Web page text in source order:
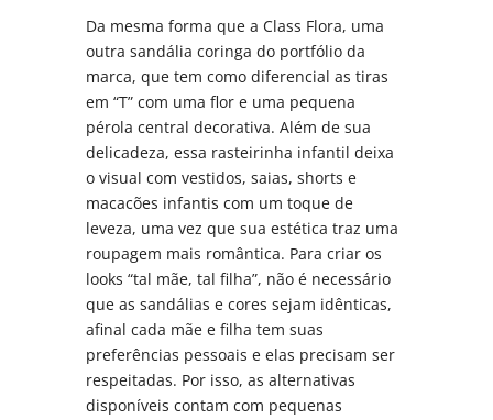
Da mesma forma que a Class Flora, uma
outra sandália coringa do portfólio da
marca, que tem como diferencial as tiras
em “T” com uma flor e uma pequena
pérola central decorativa. Além de sua
delicadeza, essa rasteirinha infantil deixa
o visual com vestidos, saias, shorts e
macacões infantis com um toque de
leveza, uma vez que sua estética traz uma
roupagem mais romântica. Para criar os
looks “tal mãe, tal filha”, não é necessário
que as sandálias e cores sejam idênticas,
afinal cada mãe e filha tem suas
preferências pessoais e elas precisam ser
respeitadas. Por isso, as alternativas
disponíveis contam com pequenas